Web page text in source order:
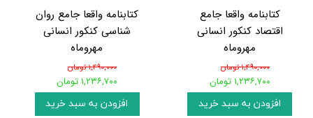
کتابنامه واقعا جامع
اقتصاد کنکور انسانی
مهروماه
۱,۴۹۰,۰۰۰ تومان
۱,۲۳۶,۷۰۰ تومان
افزودن به سبد خرید
کتابنامه واقعا جامع روان
شناسی کنکور انسانی
مهروماه
۱,۴۹۰,۰۰۰ تومان
۱,۲۳۶,۷۰۰ تومان
افزودن به سبد خرید